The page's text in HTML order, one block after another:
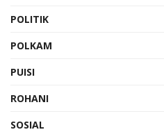
POLITIK
POLKAM
PUISI
ROHANI
SOSIAL